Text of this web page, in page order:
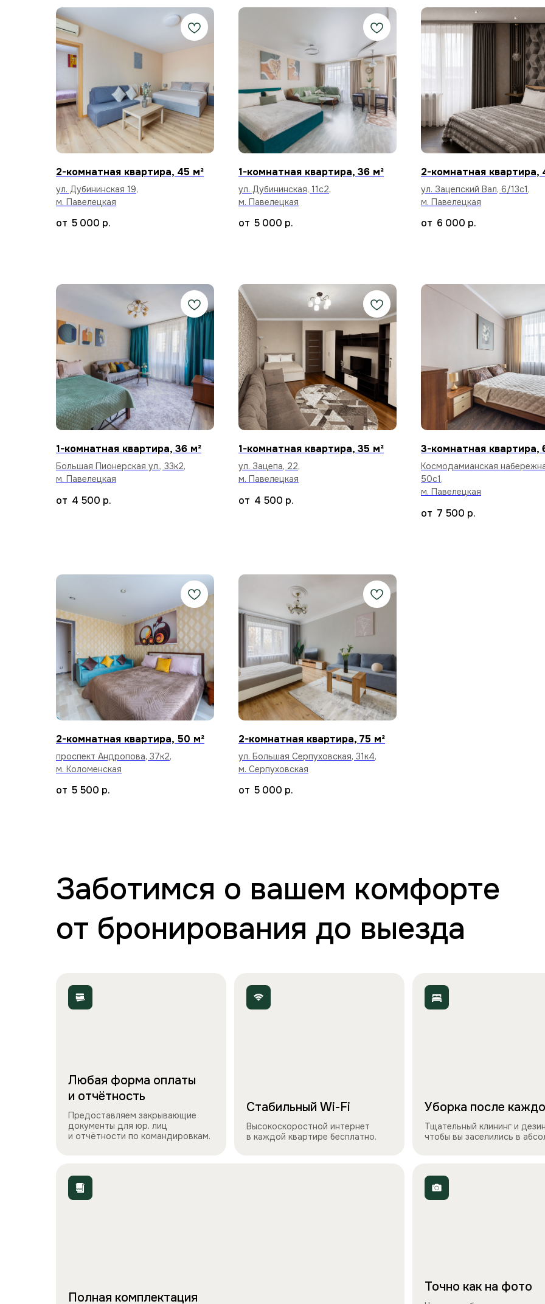
2-комнатная квартира, 45 м²
ул. Дубининская 19,
м. Павелецкая
5 000 р.
1-комнатная квартира, 36 м²
ул. Дубининская, 11с2,
м. Павелецкая
5 000 р.
2-комнатная квартира,
ул. Зацепский Вал, 6/13с1,
м. Павелецкая
6 000 р.
1-комнатная квартира, 36 м²
Большая Пионерская ул., 33к2,
м. Павелецкая
4 500 р.
1-комнатная квартира, 35 м²
ул. Зацепа, 22,
м. Павелецкая
4 500 р.
3-комнатная квартира,
Космодамианская
50с1,
м. Павелецкая
7 500 р.
2-комнатная квартира, 50 м²
проспект Андропова, 37к2,
м. Коломенская
5 500 р.
2-комнатная квартира, 75 м²
ул. Большая Серпуховская, 31к4,
м. Серпуховская
5 000 р.
Заботимся о вашем комфорте
от бронирования до выезда
Предоставляем закрывающие
документы для юр. лиц
и отчётности по командировкам.
Любая форма оплаты
и отчётность
Высокоскоростной интернет
в каждой квартире бесплатно.
Стабильный Wi-Fi
Тщательный клининг и
чтобы вы заселились в
Уборка после
Полная комплектация
Точно как на фото